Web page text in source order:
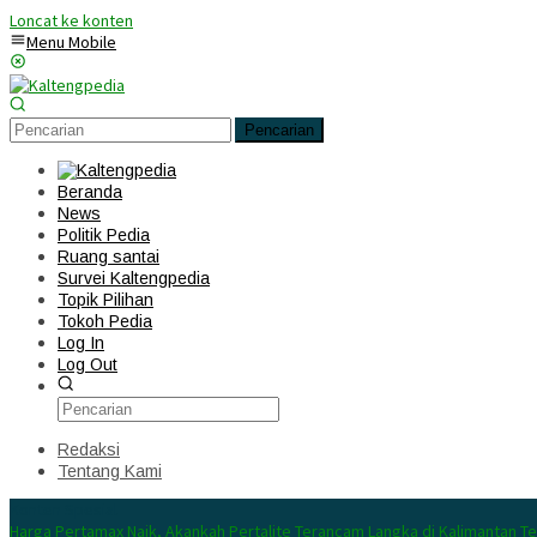
Loncat ke konten
Menu Mobile
Pencarian
Beranda
News
Politik Pedia
Ruang santai
Survei Kaltengpedia
Topik Pilihan
Tokoh Pedia
Log In
Log Out
Redaksi
Tentang Kami
Harga Pertamax Naik, Akankah Pertalite Terancam Langka di Kalimantan